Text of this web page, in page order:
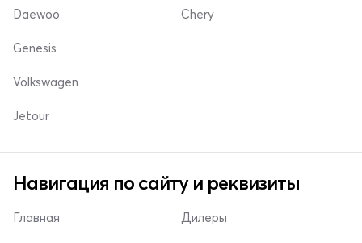
Daewoo Chery
Genesis
Volkswagen
Jetour
Навигация по сайту и реквизиты
Главная Дилеры